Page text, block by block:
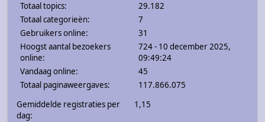
Totaal topics:
29.182
Totaal categorieën:
7
Gebruikers online:
31
Hoogst aantal bezoekers
online:
724 - 10 december 2025,
09:49:24
Vandaag online:
45
Totaal paginaweergaves:
117.866.075
Gemiddelde registraties per
dag:
1,15